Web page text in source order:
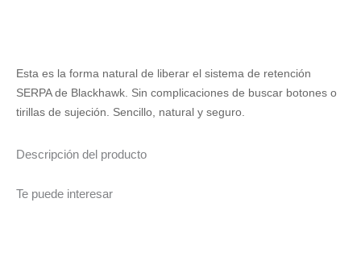
Esta es la forma natural de liberar el sistema de retención
SERPA de Blackhawk. Sin complicaciones de buscar botones o
tirillas de sujeción. Sencillo, natural y seguro.
Descripción del producto
Te puede interesar